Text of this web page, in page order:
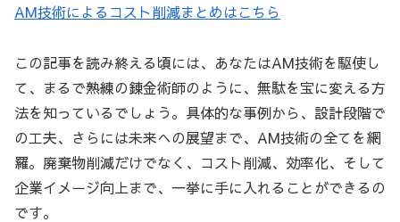
AM技術によるコスト削減まとめはこちら
この記事を読み終える頃には、あなたはAM技術を駆使し
て、まるで熟練の錬金術師のように、無駄を宝に変える方
法を知っているでしょう。具体的な事例から、設計段階で
の工夫、さらには未来への展望まで、AM技術の全てを網
羅。廃棄物削減だけでなく、コスト削減、効率化、そして
企業イメージ向上まで、一挙に手に入れることができるの
です。